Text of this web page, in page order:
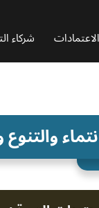
الاعتمادات شركاء